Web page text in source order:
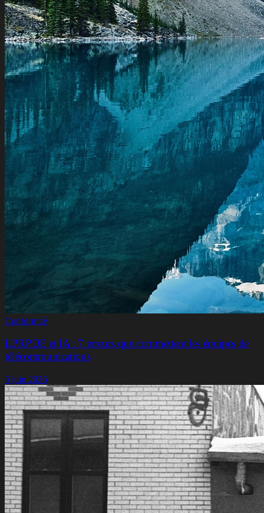
Conformité
LPRPDE et IA : 7 erreurs que commettent les équipes de
télécommunications
5 juin 2026